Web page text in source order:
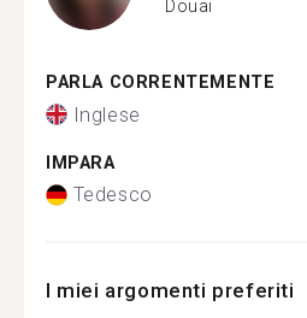
Douai
PARLA CORRENTEMENTE
Inglese
IMPARA
Tedesco
I miei argomenti preferiti